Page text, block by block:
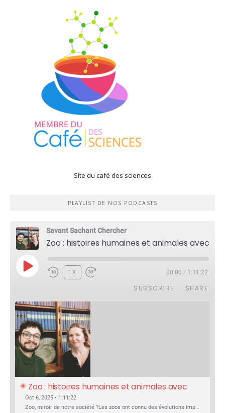
Site du café des sciences
PLAYLIST DE NOS PODCASTS
Savant Sachant Chercher
PLAY
EPISODE
1X 00:00 / 1:11:22
SUBSCRIBE SHARE
Zoo : histoires humaines et animales avec
Violette Pouillard
Oct 6, 2025 • 1:11:22
Zoo, miroir de notre société ?Les zoos ont connu des évolutions impressionnantes au fil de l’histoire : dans leur structure, leurs rôles, la manière dont ils sont perçus, et surtout dans le regard porté sur les animaux. C’est fascinant de détricoter tout ça et de comprendre d’où ça vient.Que sont…